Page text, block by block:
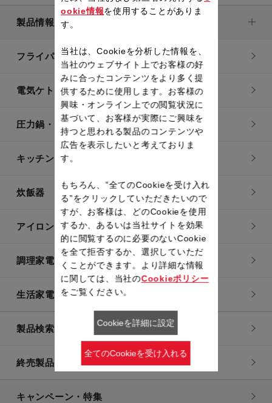
製品情報
フライパン・鍋
電気ケトル
圧力鍋・電気圧力鍋
キッチン用品
炊飯器
アイロン・衣類スチーマー
調理家電
生活家電
製品検索一覧
終売製品一覧
キャンペーン・特集
ookie情報を使用することがありま
す。
当社は、Cookieを分析した情報を、
当社のウェブサイト上でお客様の好
みに合ったコンテンツをより多く提
供するために使用します。お客様の
興味・オンライン上での閲覧状況に
基づいて、お客様が実際にご興味を
持つと思われる製品のコンテンツや
広告を表示したいと考えておりま
す。
もちろん、”全てのCookieを受け入れ
る”をクリックしていただきたいので
すが、お客様は、どのCookieを使用
するか、あるいは当社サイトを効果
的に閲覧するのに必要のないCookie
を全て拒否するか、選択していただ
くことができます。より詳細な情報
に関しては、当社のCookieポリシー
をご覧ください。
Cookieを詳細に設定
全てのCookieを受け入れる